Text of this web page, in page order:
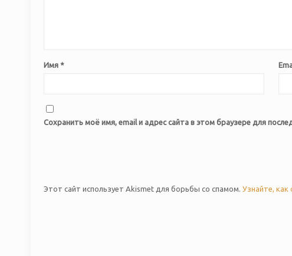
Имя *
Сохранить моё имя, email и адрес сайта в этом браузере для
Этот сайт использует Akismet для борьбы со спамом.Узнайте,